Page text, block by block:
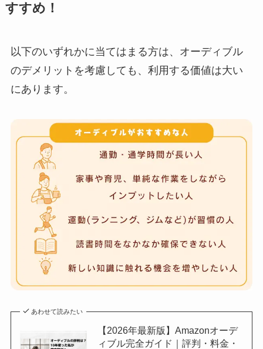
すすめ！
以下のいずれかに当てはまる方は、オーディブル
のデメリットを考慮しても、利用する価値は大い
にあります。
あわせて読みたい
【2026年最新版】Amazonオーデ
ィブル完全ガイド｜評判・料金・